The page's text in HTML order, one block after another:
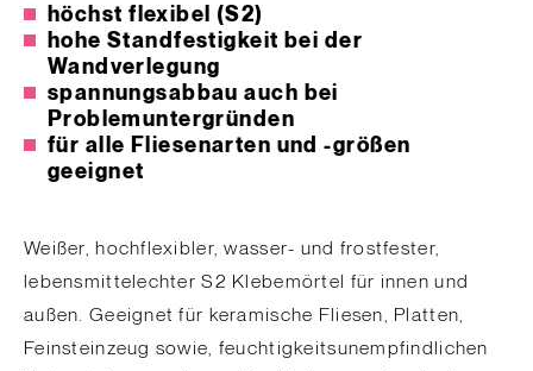
höchst flexibel (S2)
hohe Standfestigkeit bei der
Wandverlegung
spannungsabbau auch bei
Problemuntergründen
für alle Fliesenarten und -größen
geeignet
Weißer, hochflexibler, wasser- und frostfester,
lebensmittelechter S2 Klebemörtel für innen und
außen. Geeignet für keramische Fliesen, Platten,
Feinsteinzeug sowie, feuchtigkeitsunempfindlichen